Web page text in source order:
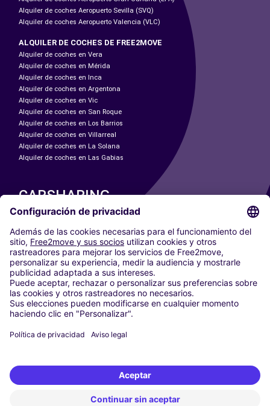
Alquiler de coches Aeropuerto Sevilla (SVQ)
Alquiler de coches Aeropuerto Valencia (VLC)
ALQUILER DE COCHES DE FREE2MOVE
Alquiler de coches en Vera
Alquiler de coches en Mérida
Alquiler de coches en Inca
Alquiler de coches en Argentona
Alquiler de coches en Vic
Alquiler de coches en San Roque
Alquiler de coches en Los Barrios
Alquiler de coches en Villarreal
Alquiler de coches en La Solana
Alquiler de coches en Las Gabias
CARSHARING
NUESTRAS CIUDADES
Paris
Madrid
Washington DC
Milán
Roma
Turín
Viena
Berlín
Düsseldorf